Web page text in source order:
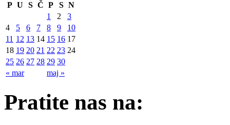
P U S Č P S N
« mar maj »
1 2
3
4
5 6 7 8 9
10
11 12 13 14 15 16 17
18 19 20 21 22 23 24
25 26 27 28 29 30
Pratite nas na: